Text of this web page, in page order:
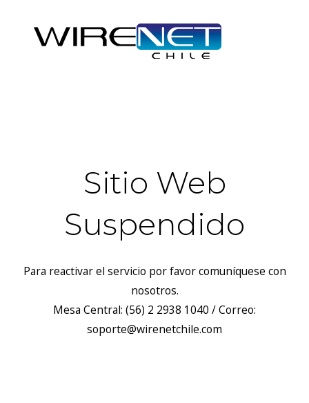
With, Content-Type, Accept");
Sitio Web
Suspendido
Para reactivar el servicio por favor comuníquese con
nosotros.
Mesa Central: (56) 2 2938 1040 / Correo:
soporte@wirenetchile.com